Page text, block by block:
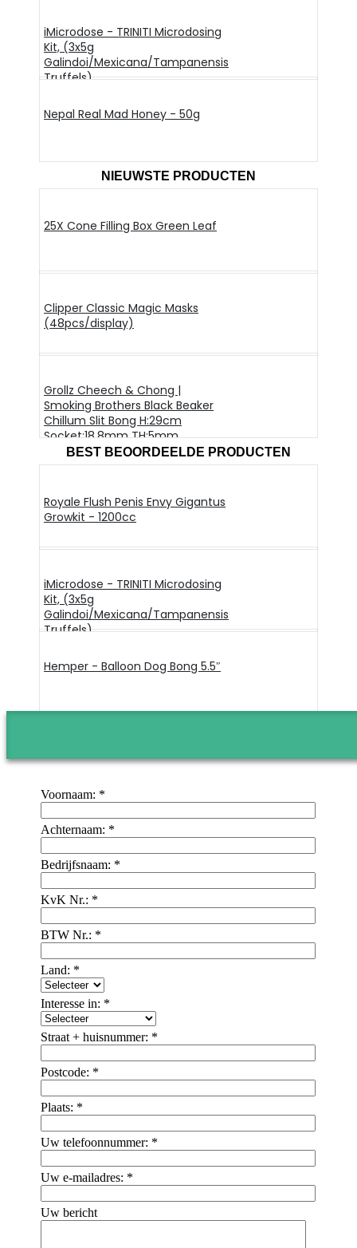
iMicrodose - TRINITI Microdosing
Kit, (3x5g
Galindoi/Mexicana/Tampanensis
Truffels)
Nepal Real Mad Honey - 50g
NIEUWSTE PRODUCTEN
25X Cone Filling Box Green Leaf
Clipper Classic Magic Masks
(48pcs/display)
Grollz Cheech & Chong |
Smoking Brothers Black Beaker
Chillum Slit Bong H:29cm
Socket:18.8mm TH:5mm
BEST BEOORDEELDE PRODUCTEN
Royale Flush Penis Envy Gigantus
Growkit - 1200cc
iMicrodose - TRINITI Microdosing
Kit, (3x5g
Galindoi/Mexicana/Tampanensis
Truffels)
Hemper - Balloon Dog Bong 5.5″
Voornaam: *
Achternaam: *
Bedrijfsnaam: *
KvK Nr.: *
BTW Nr.: *
Land: *
Interesse in: *
Straat + huisnummer: *
Postcode: *
Plaats: *
Uw telefoonnummer: *
Uw e-mailadres: *
Uw bericht